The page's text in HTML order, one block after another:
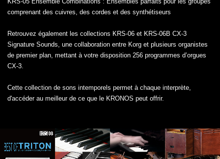
comprenant des cuivres, des cordes et des synthétiseurs
Retrouvez également les collections KRS-06 et KRS-06B CX-3
Signature Sounds, une collaboration entre Korg et plusieurs organistes
de premier plan, mettant à votre disposition 256 programmes d’orgues
CX-3.
Cette collection de sons intemporels permet à chaque interprète,
d'accéder au meilleur de ce que le KRONOS peut offrir.